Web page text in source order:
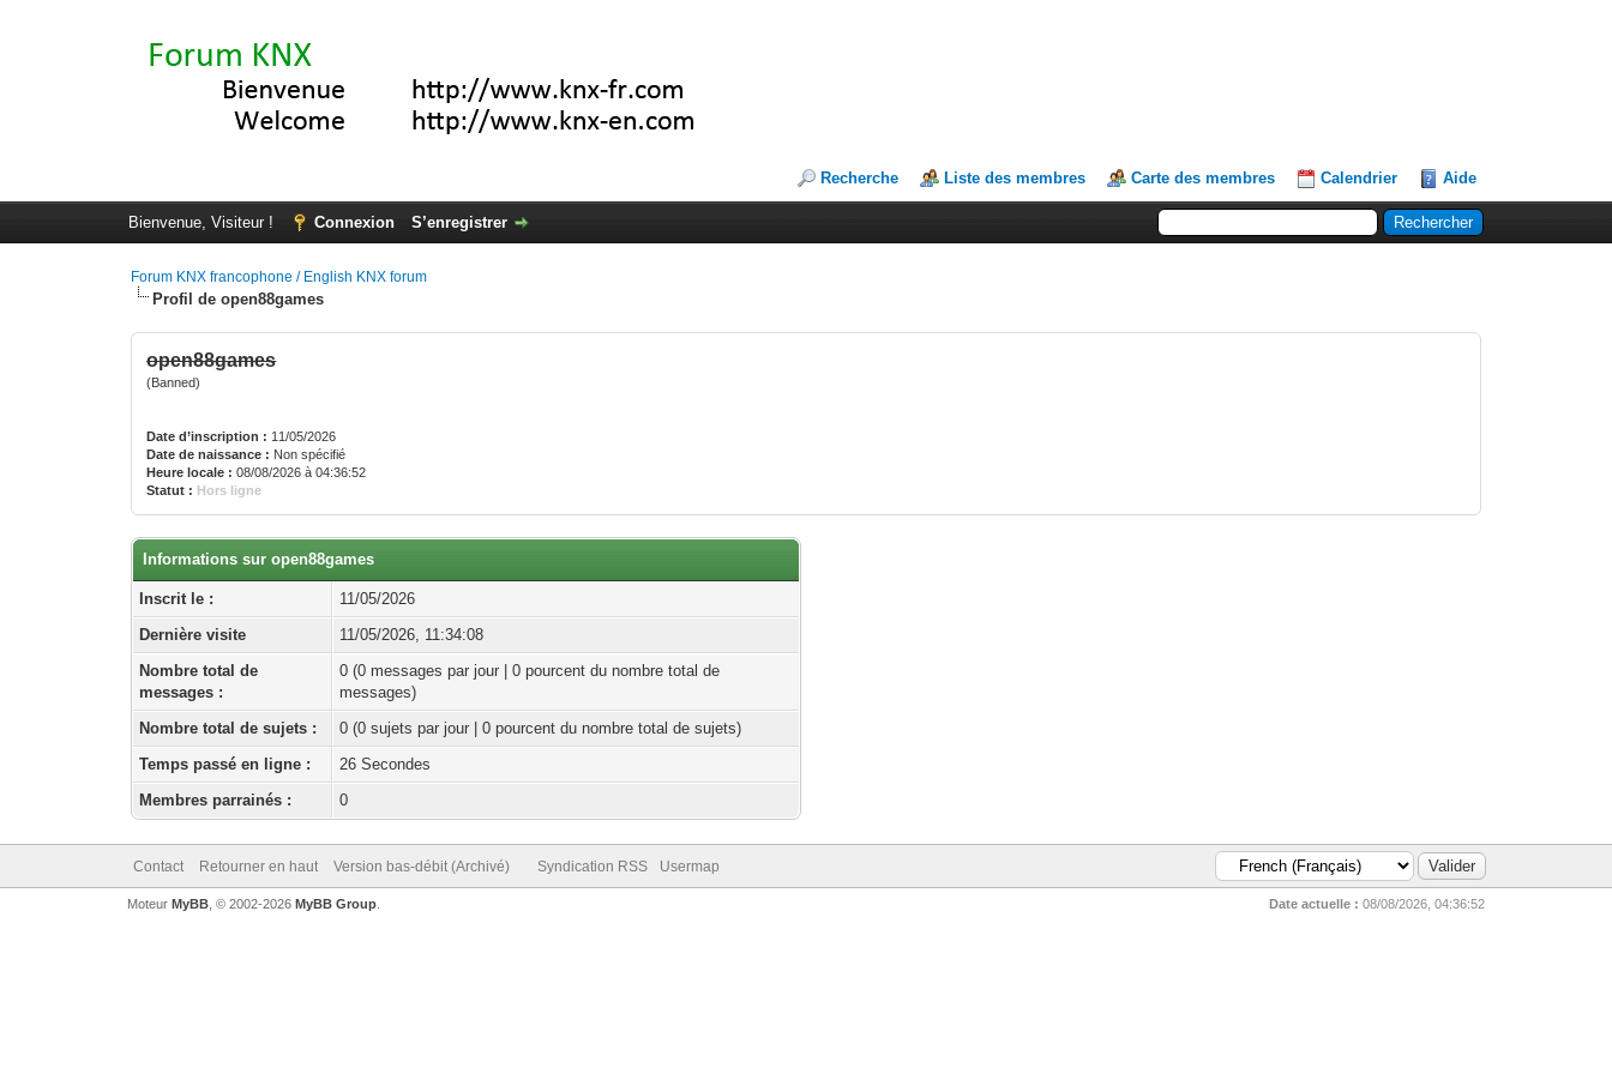
Recherche Liste des membres Carte des membres Calendrier Aide
Bienvenue, Visiteur ! Connexion S’enregistrer
Forum KNX francophone / English KNX forum
Profil de open88games
open88games
(Banned)
Date d’inscription : 11/05/2026
Date de naissance : Non spécifié
Heure locale : 08/08/2026 à 04:36:52
Statut : Hors ligne
Informations sur open88games
Inscrit le :
11/05/2026
Dernière visite
11/05/2026, 11:34:08
Nombre total de
messages :
0 (0 messages par jour | 0 pourcent du nombre total de
messages)
Nombre total de sujets :
0 (0 sujets par jour | 0 pourcent du nombre total de sujets)
Temps passé en ligne :
26 Secondes
Membres parrainés :
0
Contact Retourner en haut Version bas-débit (Archivé) Syndication RSS Usermap
Date actuelle : 08/08/2026, 04:36:52
Moteur MyBB, © 2002-2026 MyBB Group.